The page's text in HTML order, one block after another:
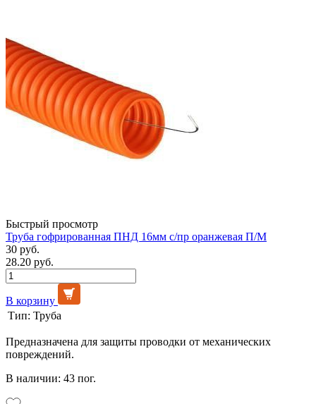
Быстрый просмотр
Труба гофрированная ПНД 16мм с/пр оранжевая П/М
30 руб.
28.20 руб.
В корзину
Тип: Труба
Предназначена для защиты проводки от механических
повреждений.
В наличии: 43 пог.